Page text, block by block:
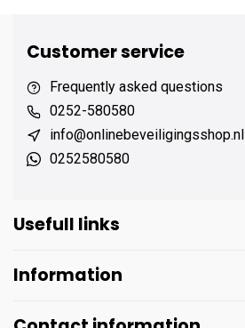
Customer service
Frequently asked questions
0252-580580
info@onlinebeveiligingsshop.nl
0252580580
Usefull links
Information